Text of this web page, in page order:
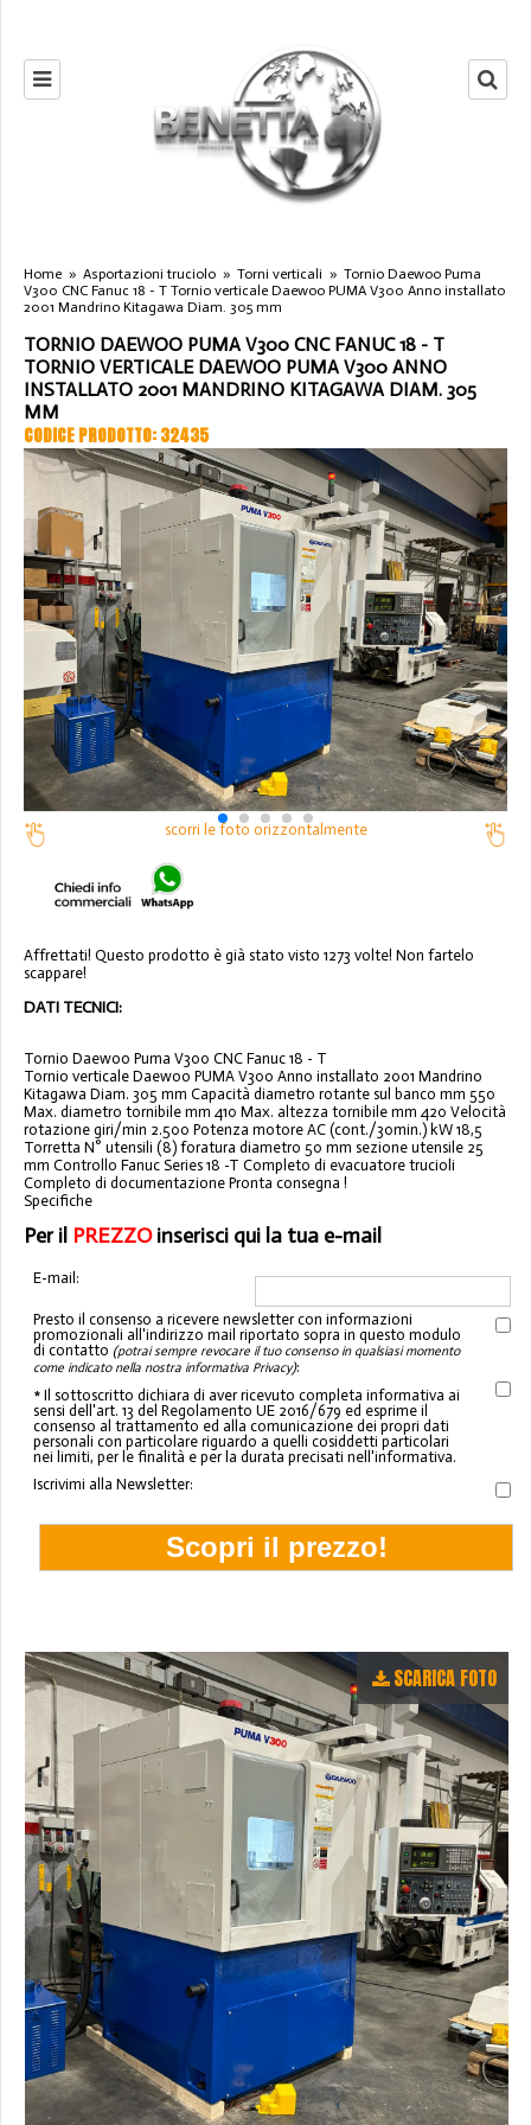
Home » Asportazioni truciolo » Torni verticali » Tornio Daewoo Puma
V300 CNC Fanuc 18 - T Tornio verticale Daewoo PUMA V300 Anno installato
2001 Mandrino Kitagawa Diam. 305 mm
TORNIO DAEWOO PUMA V300 CNC FANUC 18 - T
TORNIO VERTICALE DAEWOO PUMA V300 ANNO
INSTALLATO 2001 MANDRINO KITAGAWA DIAM. 305
MM
CODICE PRODOTTO: 32435
scorri le foto orizzontalmente
Affrettati! Questo prodotto è già stato visto 1273 volte! Non fartelo
scappare!
DATI TECNICI:
Tornio Daewoo Puma V300 CNC Fanuc 18 - T
Tornio verticale Daewoo PUMA V300 Anno installato 2001 Mandrino
Kitagawa Diam. 305 mm Capacità diametro rotante sul banco mm 550
Max. diametro tornibile mm 410 Max. altezza tornibile mm 420 Velocità
rotazione giri/min 2.500 Potenza motore AC (cont./30min.) kW 18,5
Torretta N° utensili (8) foratura diametro 50 mm sezione utensile 25
mm Controllo Fanuc Series 18 -T Completo di evacuatore trucioli
Completo di documentazione Pronta consegna !
Specifiche
Per il PREZZOinserisci qui la tua e-mail
E-mail:
Presto il consenso a ricevere newsletter con informazioni
promozionali all'indirizzo mail riportato sopra in questo modulo
di contatto (potrai sempre revocare il tuo consenso in qualsiasi momento
come indicato nella nostra informativa Privacy):
* Il sottoscritto dichiara di aver ricevuto completa informativa ai
sensi dell'art. 13 del Regolamento UE 2016/679 ed esprime il
consenso al trattamento ed alla comunicazione dei propri dati
personali con particolare riguardo a quelli cosiddetti particolari
nei limiti, per le finalità e per la durata precisati nell'informativa.
Iscrivimi alla Newsletter:
SCARICA FOTO